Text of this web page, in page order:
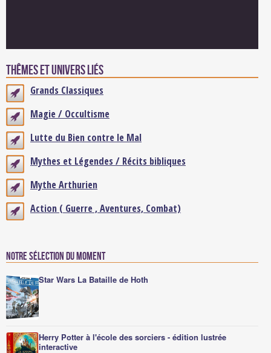
Thêmes et univers liés
Grands Classiques
Magie / Occultisme
Lutte du Bien contre le Mal
Mythes et Légendes / Récits bibliques
Mythe Arthurien
Action ( Guerre , Aventures, Combat)
Notre sélection du moment
Star Wars La Bataille de Hoth
Herry Potter à l'école des sorciers - édition lustrée
interactive